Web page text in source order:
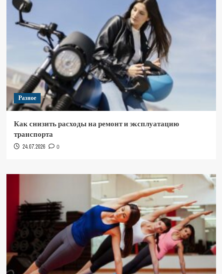
Разное
Как снизить расходы на ремонт и эксплуатацию
транспорта
24.07.2026 0